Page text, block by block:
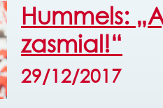
Hummels:
zasmial!“
29/12/2017